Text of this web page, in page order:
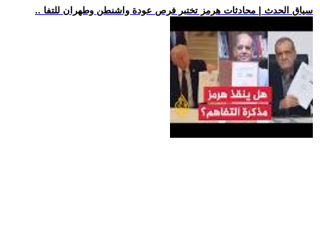
.. سياق الحدث | محادثات هرمز تختبر فرص عودة واشنطن وطهران للتفا